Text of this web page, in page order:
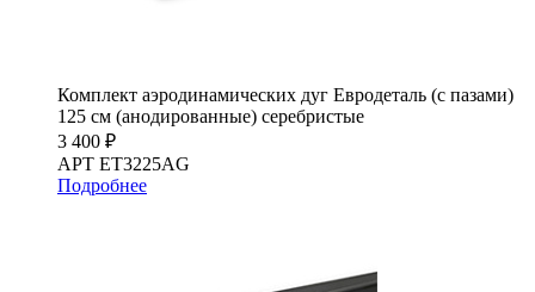
Комплект аэродинамических дуг Евродеталь (с пазами)
125 см (анодированные) серебристые
3 400 ₽
АРТ ET3225AG
Подробнее